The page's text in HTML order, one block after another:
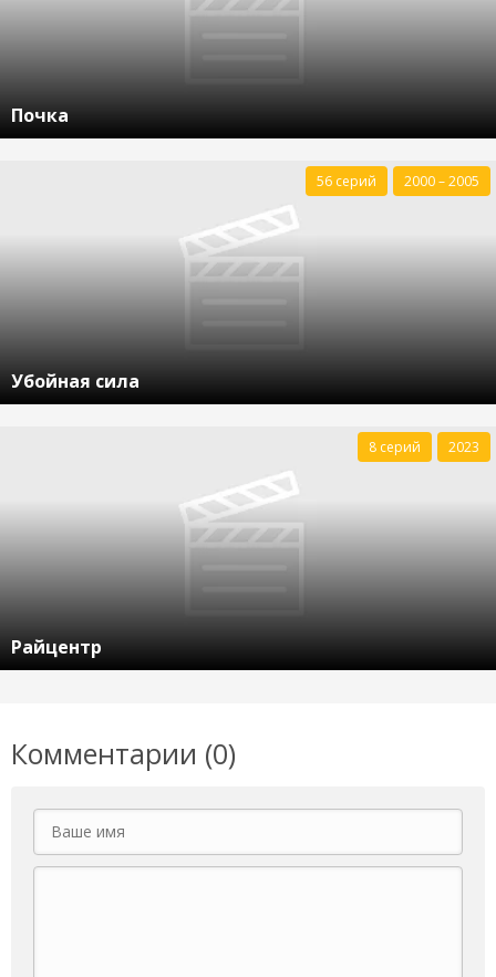
Почка
Убойная сила
56 серий 2000 – 2005
Райцентр
8 серий 2023
Комментарии (0)